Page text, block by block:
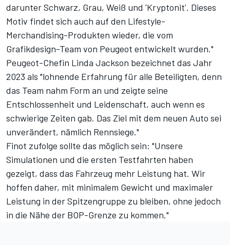
darunter Schwarz, Grau, Weiß und 'Kryptonit'. Dieses
Motiv findet sich auch auf den Lifestyle-
Merchandising-Produkten wieder, die vom
Grafikdesign-Team von Peugeot entwickelt wurden."
Peugeot-Chefin Linda Jackson bezeichnet das Jahr
2023 als "lohnende Erfahrung für alle Beteiligten, denn
das Team nahm Form an und zeigte seine
Entschlossenheit und Leidenschaft, auch wenn es
schwierige Zeiten gab. Das Ziel mit dem neuen Auto sei
unverändert, nämlich Rennsiege."
Finot zufolge sollte das möglich sein: "Unsere
Simulationen und die ersten Testfahrten haben
gezeigt, dass das Fahrzeug mehr Leistung hat. Wir
hoffen daher, mit minimalem Gewicht und maximaler
Leistung in der Spitzengruppe zu bleiben, ohne jedoch
in die Nähe der BOP-Grenze zu kommen."